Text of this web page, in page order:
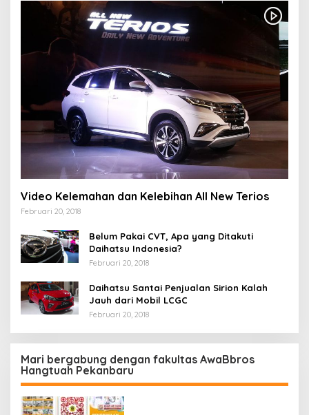
Video Kelemahan dan Kelebihan All New Terios
Februari 20, 2018
Belum Pakai CVT, Apa yang Ditakuti
Daihatsu Indonesia?
Februari 20, 2018
Daihatsu Santai Penjualan Sirion Kalah
Jauh dari Mobil LCGC
Februari 20, 2018
Mari bergabung dengan fakultas AwaBbros
Hangtuah Pekanbaru